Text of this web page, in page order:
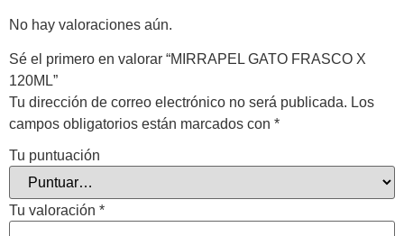
No hay valoraciones aún.
Sé el primero en valorar “MIRRAPEL GATO FRASCO X
120ML”
Tu dirección de correo electrónico no será publicada. Los
campos obligatorios están marcados con *
Tu puntuación
Tu valoración *